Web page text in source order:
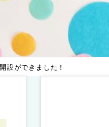
設ができました！